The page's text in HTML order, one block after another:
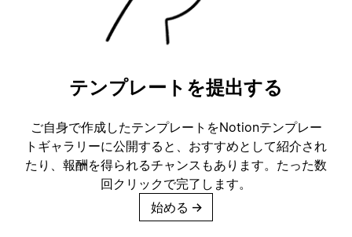
テンプレートを提出する
ご自身で作成したテンプレートをNotionテンプレー
トギャラリーに公開すると、おすすめとして紹介され
たり、報酬を得られるチャンスもあります。たった数
回クリックで完了します。
始める →